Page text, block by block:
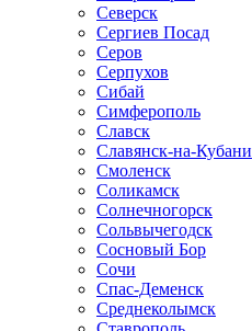
Северск
Сергиев Посад
Серов
Серпухов
Сибай
Симферополь
Славск
Славянск-на-Кубани
Смоленск
Соликамск
Солнечногорск
Сольвычегодск
Сосновый Бор
Сочи
Спас-Деменск
Среднеколымск